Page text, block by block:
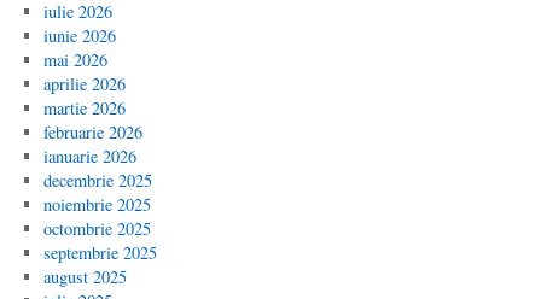
iulie 2026
iunie 2026
mai 2026
aprilie 2026
martie 2026
februarie 2026
ianuarie 2026
decembrie 2025
noiembrie 2025
octombrie 2025
septembrie 2025
august 2025